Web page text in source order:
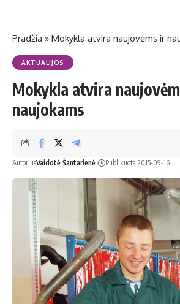
Pradžia » Mokykla atvira naujovėms ir
AKTUALIJOS
Mokykla atvira
naujokams
AutoriusVaidotė Šantarienė Publikuota 2015-09-16